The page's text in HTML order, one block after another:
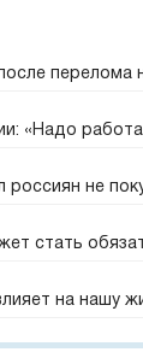
перелома
«Надо
не
стать
на нашу